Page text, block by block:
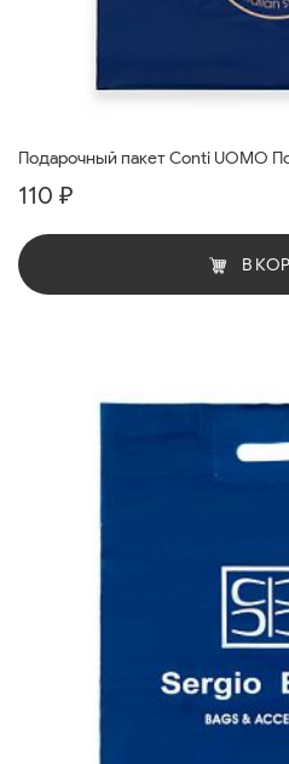
Подарочный пакет Conti UOMO
110 ₽
В